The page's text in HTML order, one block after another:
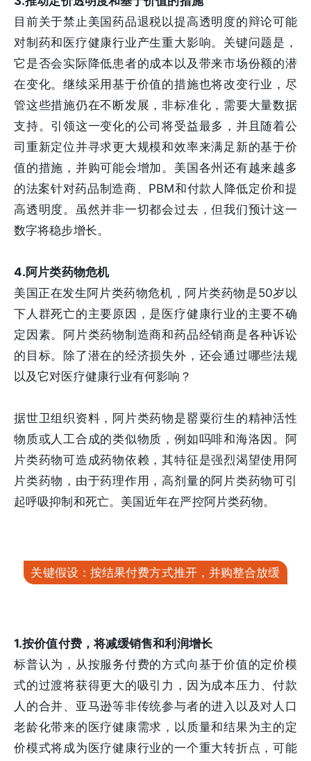
目前关于禁止美国药品退税以提高透明度的辩论可能
对制药和医疗健康行业产生重大影响。关键问题是，
它是否会实际降低患者的成本以及带来市场份额的潜
在变化。继续采用基于价值的措施也将改变行业，尽
管这些措施仍在不断发展，非标准化，需要大量数据
支持。引领这一变化的公司将受益最多，并且随着公
司重新定位并寻求更大规模和效率来满足新的基于价
值的措施，并购可能会增加。美国各州还有越来越多
的法案针对药品制造商、PBM和付款人降低定价和提
高透明度。虽然并非一切都会过去，但我们预计这一
数字将稳步增长。
4.阿片类药物危机
美国正在发生阿片类药物危机，阿片类药物是50岁以
下人群死亡的主要原因，是医疗健康行业的主要不确
定因素。阿片类药物制造商和药品经销商是各种诉讼
的目标。除了潜在的经济损失外，还会通过哪些法规
以及它对医疗健康行业有何影响？
据世卫组织资料，阿片类药物是罂粟衍生的精神活性
物质或人工合成的类似物质，例如吗啡和海洛因。阿
片类药物可造成药物依赖，其特征是强烈渴望使用阿
片类药物，由于药理作用，高剂量的阿片类药物可引
起呼吸抑制和死亡。美国近年在严控阿片类药物。
关键假设：按结果付费方式推开，并购整合放缓
1.按价值付费，将减缓销售和利润增长
标普认为，从按服务付费的方式向基于价值的定价模
式的过渡将获得更大的吸引力，因为成本压力、付款
人的合并、亚马逊等非传统参与者的进入以及对人口
老龄化带来的医疗健康需求，以质量和结果为主的定
价模式将成为医疗健康行业的一个重大转折点，可能